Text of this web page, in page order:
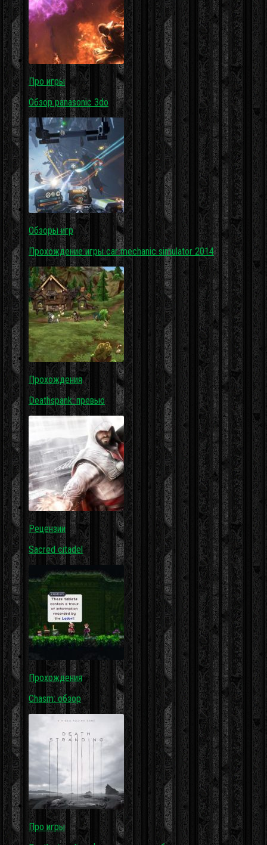
Про игры
Обзор panasonic 3do
Обзоры игр
Прохождение игры car mechanic simulator 2014
Прохождения
Deathspank: превью
Рецензии
Sacred citadel
Прохождения
Chasm: обзор
Про игры